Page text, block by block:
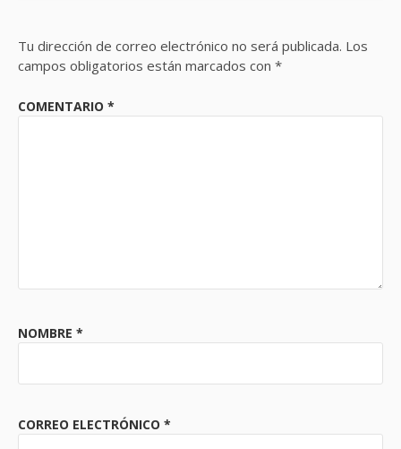
Tu dirección de correo electrónico no será publicada. Los
campos obligatorios están marcados con *
COMENTARIO *
NOMBRE *
CORREO ELECTRÓNICO *